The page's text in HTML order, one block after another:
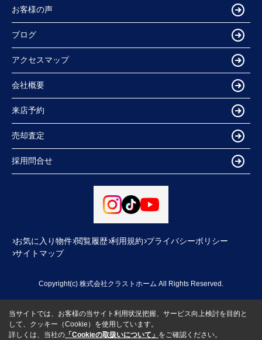
お客様の声
ブログ
アクセスマップ
会社概要
来店予約
売却査定
採用問合せ
お気に入り物件 閲覧履歴 利用規約 プライバシーポリシー
サイトマップ
Copyright(c) 株式会社クラストホーム All Rights Reserved.
当サイトでは、お客様の当サイト利用状況把握、サービス向上検討を目的と
して、クッキー（Cookie）を使用しています。
詳しくは、当社の 「Cookieの取扱いについて」 をご確認ください。